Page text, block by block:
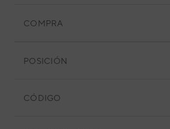
COMPRA
POSICIÓN
CÓDIGO